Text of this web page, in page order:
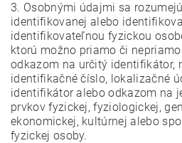
3. Osobnými údajmi sa
identifikovanej alebo
identifikovateľnou fyzickou
ktorú možno priamo či
odkazom na určitý identifikátor,
identifikačné číslo, lokalizačné
identifikátor alebo odkazom na
prvkov fyzickej, fyziologickej,
ekonomickej, kultúrnej alebo
fyzickej osoby.